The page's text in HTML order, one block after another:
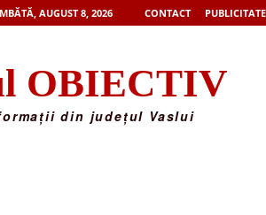
AUGUST 8, 2026 CONTACT PUBLICITATE
OBIECTIV
din județul Vaslui